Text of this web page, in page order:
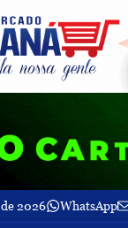
2026 WhatsApp